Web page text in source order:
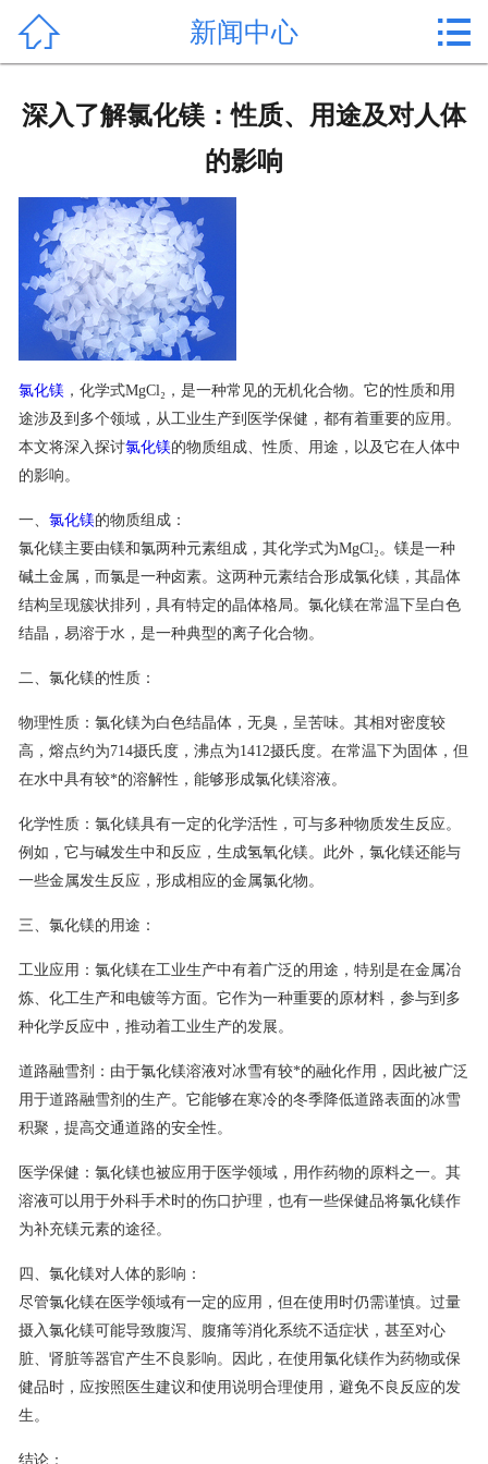
行业动态
 新闻中心 
深入了解氯化镁：性质、用途及对人体
的影响
氯化镁 ，化学式MgCl₂，是一种常见的无机化合物。它的性质和用
途涉及到多个领域，从工业生产到医学保健，都有着重要的应用。
本文将深入探讨氯化镁的物质组成、性质、用途，以及它在人体中
的影响。
一、 氯化镁的物质组成：
氯化镁主要由镁和氯两种元素组成，其化学式为MgCl₂。镁是一种
碱土金属，而氯是一种卤素。这两种元素结合形成氯化镁，其晶体
结构呈现簇状排列，具有特定的晶体格局。氯化镁在常温下呈白色
结晶，易溶于水，是一种典型的离子化合物。
二、氯化镁的性质：
物理性质：氯化镁为白色结晶体，无臭，呈苦味。其相对密度较
高，熔点约为714摄氏度，沸点为1412摄氏度。在常温下为固体，但
在水中具有较*的溶解性，能够形成氯化镁溶液。
化学性质：氯化镁具有一定的化学活性，可与多种物质发生反应。
例如，它与碱发生中和反应，生成氢氧化镁。此外，氯化镁还能与
一些金属发生反应，形成相应的金属氯化物。
三、氯化镁的用途：
工业应用：氯化镁在工业生产中有着广泛的用途，特别是在金属冶
炼、化工生产和电镀等方面。它作为一种重要的原材料，参与到多
种化学反应中，推动着工业生产的发展。
道路融雪剂：由于氯化镁溶液对冰雪有较*的融化作用，因此被广泛
用于道路融雪剂的生产。它能够在寒冷的冬季降低道路表面的冰雪
积聚，提高交通道路的安全性。
医学保健：氯化镁也被应用于医学领域，用作药物的原料之一。其
溶液可以用于外科手术时的伤口护理，也有一些保健品将氯化镁作
为补充镁元素的途径。
四、氯化镁对人体的影响：
尽管氯化镁在医学领域有一定的应用，但在使用时仍需谨慎。过量
摄入氯化镁可能导致腹泻、腹痛等消化系统不适症状，甚至对心
脏、肾脏等器官产生不良影响。因此，在使用氯化镁作为药物或保
健品时，应按照医生建议和使用说明合理使用，避免不良反应的发
生。
结论：